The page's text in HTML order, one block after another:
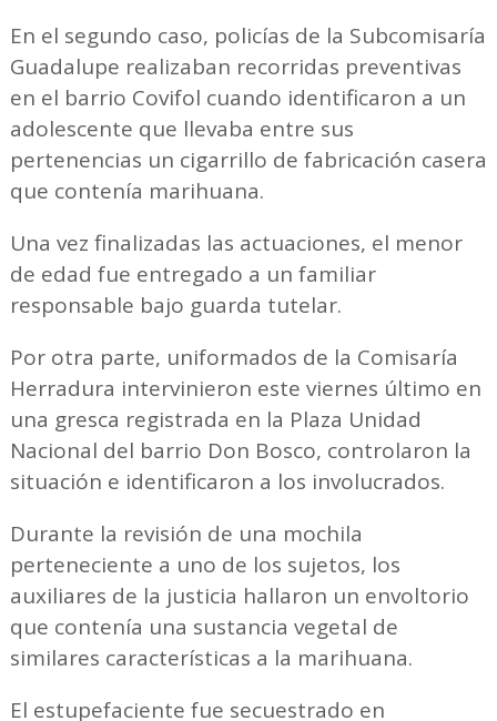
En el segundo caso, policías de la Subcomisaría
Guadalupe realizaban recorridas preventivas
en el barrio Covifol cuando identificaron a un
adolescente que llevaba entre sus
pertenencias un cigarrillo de fabricación casera
que contenía marihuana.
Una vez finalizadas las actuaciones, el menor
de edad fue entregado a un familiar
responsable bajo guarda tutelar.
Por otra parte, uniformados de la Comisaría
Herradura intervinieron este viernes último en
una gresca registrada en la Plaza Unidad
Nacional del barrio Don Bosco, controlaron la
situación e identificaron a los involucrados.
Durante la revisión de una mochila
perteneciente a uno de los sujetos, los
auxiliares de la justicia hallaron un envoltorio
que contenía una sustancia vegetal de
similares características a la marihuana.
El estupefaciente fue secuestrado en